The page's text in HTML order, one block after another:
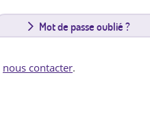
Mot de passe oublié ?
nous contacter.